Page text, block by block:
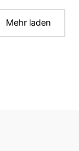
Mehr laden